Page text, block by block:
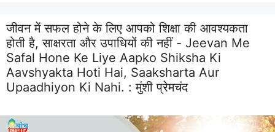
जीवन में सफल होने के लिए आपको शिक्षा की आवश्यकता
होती है, साक्षरता और उपाधियों की नहीं - Jeevan Me
Safal Hone Ke Liye Aapko Shiksha Ki
Aavshyakta Hoti Hai, Saaksharta Aur
Upaadhiyon Ki Nahi. :मुंशी प्रेमचंद